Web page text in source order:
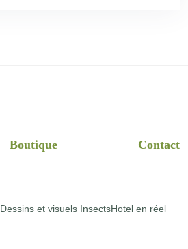
Boutique Contact
et visuels InsectsHotel en réel